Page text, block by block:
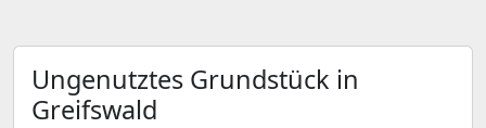
Ungenutztes Grundstück in
Greifswald